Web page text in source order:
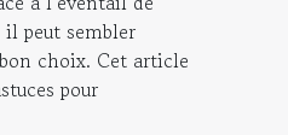
peut sembler
choix. Cet article
pour